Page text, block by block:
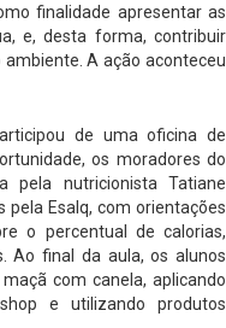
finalidade apresentar as
e, desta forma, contribuir
A ação aconteceu
de uma oficina de
os moradores do
pela nutricionista Tatiane
pela Esalq, com orientações
o percentual de calorias,
Ao final da aula, os alunos
com canela, aplicando
e utilizando produtos